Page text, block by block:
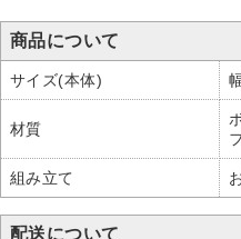
商品について
サイズ(本体)
材質
組み立て
配送について